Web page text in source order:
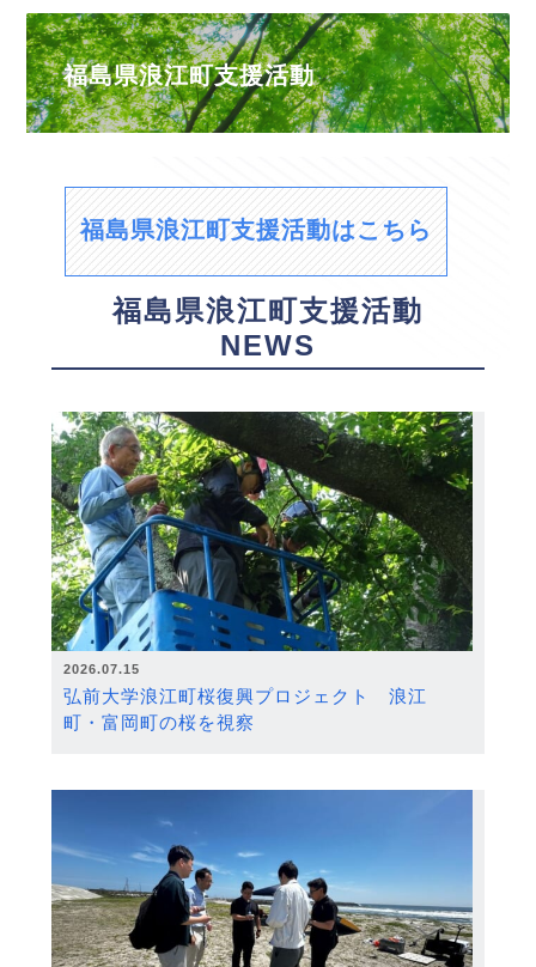
福島県浪江町支援活動
福島県浪江町支援活動はこちら
福島県浪江町支援活動
NEWS
2026.07.15
弘前大学浪江町桜復興プロジェクト 浪江
町・富岡町の桜を視察